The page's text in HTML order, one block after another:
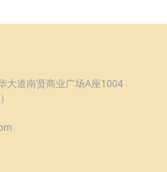
大道南贤商业广场A座1004